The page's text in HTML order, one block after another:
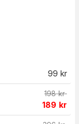
99 kr
198 kr
189 kr